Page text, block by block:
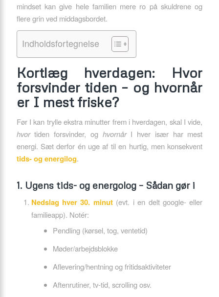
mindset kan give hele familien mere ro på skuldrene og
flere grin ved middagsbordet.
Indholdsfortegnelse
Kortlæg hverdagen: Hvor
forsvinder tiden – og hvornår
er I mest friske?
Før I kan trylle ekstra minutter frem i hverdagen, skal I vide,
hvortiden forsvinder, og hvornårI hver især har mest
energi. Sæt derfor én uge af til en hurtig, men konsekvent
tids- og energilog.
1. Ugens tids- og energolog – Sådan gør i
Nedslag hver 30. minut(evt. i en delt google- eller
familie­app). Notér:
Pendling (kørsel, tog, ventetid)
Møder/arbejdsblokke
Aflevering/hentning og fritidsaktiviteter
Aftenrutiner, tv-tid, scrolling osv.